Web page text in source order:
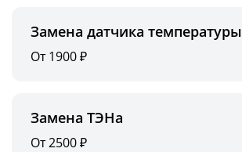
Замена датчика температуры
От 1900 ₽
Замена ТЭНа
От 2500 ₽